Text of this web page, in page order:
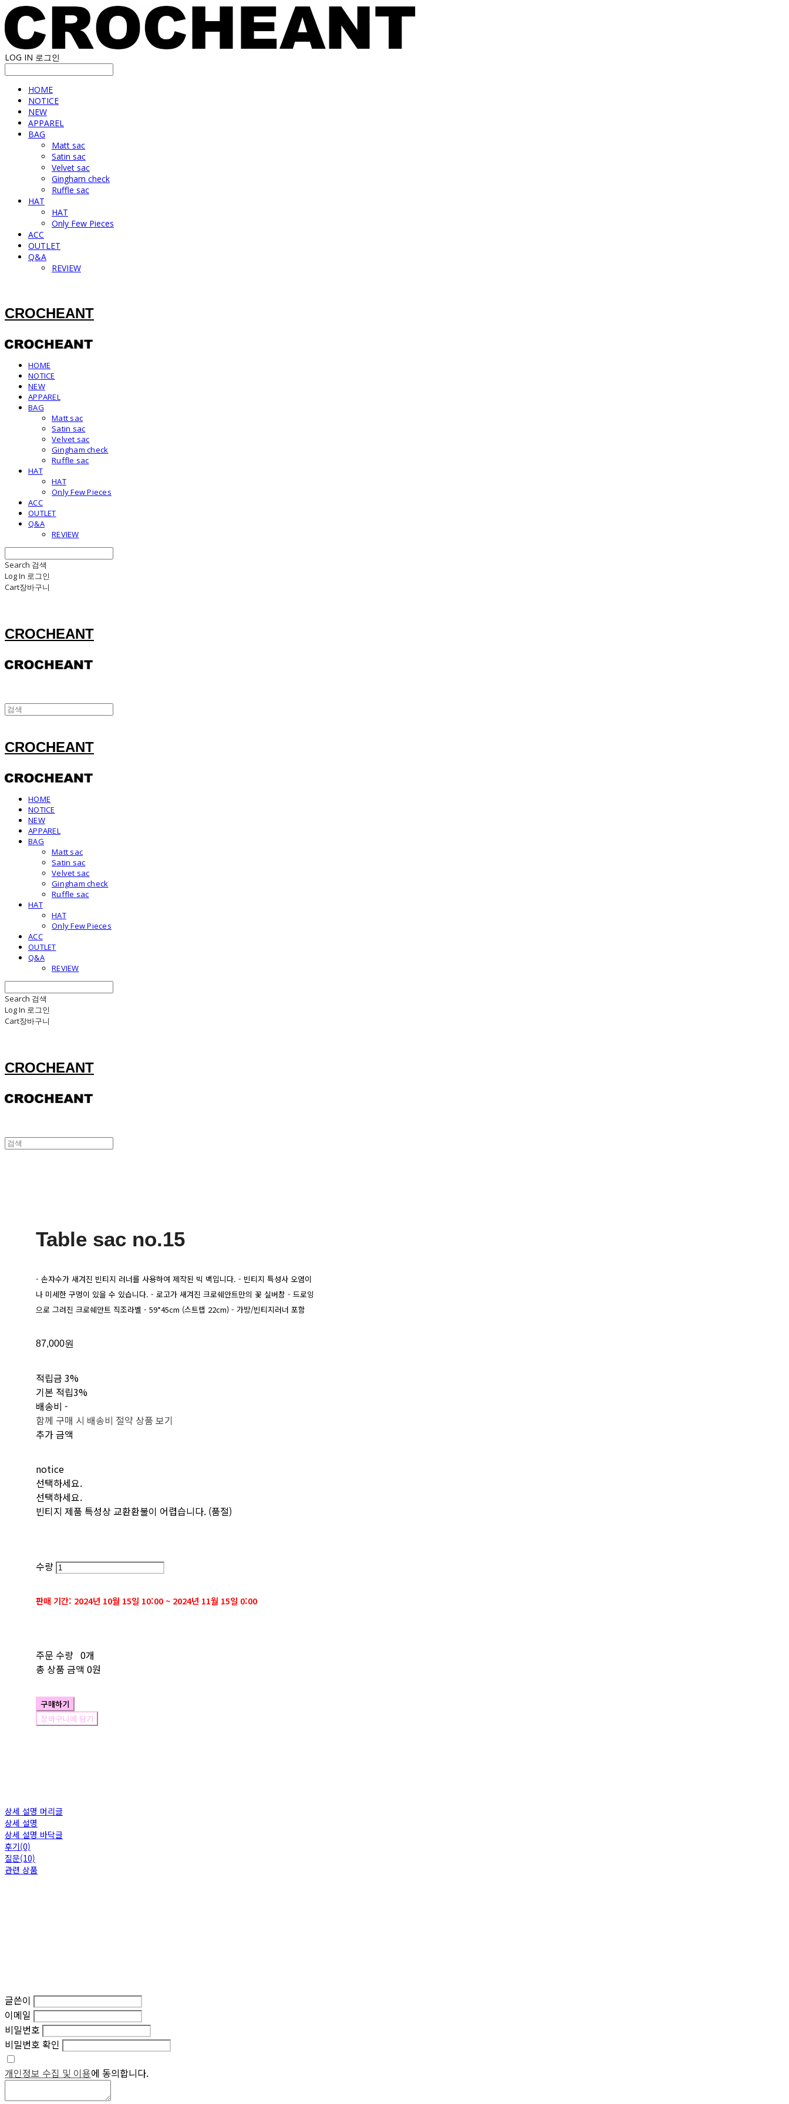
LOG IN 로그인
HOME
NOTICE
NEW
APPAREL
BAG
Matt sac
Satin sac
Velvet sac
Gingham check
Ruffle sac
HAT
HAT
Only Few Pieces
ACC
OUTLET
Q&A
REVIEW
CROCHEANT
HOME
NOTICE
NEW
APPAREL
BAG
Matt sac
Satin sac
Velvet sac
Gingham check
Ruffle sac
HAT
HAT
Only Few Pieces
ACC
OUTLET
Q&A
REVIEW
Search 검색
Log In 로그인
Cart장바구니
CROCHEANT
CROCHEANT
HOME
NOTICE
NEW
APPAREL
BAG
Matt sac
Satin sac
Velvet sac
Gingham check
Ruffle sac
HAT
HAT
Only Few Pieces
ACC
OUTLET
Q&A
REVIEW
Search 검색
Log In 로그인
Cart장바구니
CROCHEANT
Table sac no.15
- 손자수가 새겨진 빈티지 러너를 사용하여 제작된 빅 백입니다. - 빈티지 특성사 오염이
나 미세한 구멍이 있을 수 있습니다. - 로고가 새겨진 크로쉐안트만의 꽃 실버참 - 드로잉
으로 그려진 크로쉐안트 직조라벨 - 59*45cm (스트랩 22cm) - 가방/빈티지러너 포함
87,000원
적립금 3%
기본 적립3%
배송비-
함께 구매 시 배송비 절약 상품 보기
추가 금액
notice
선택하세요.
선택하세요.
빈티지 제품 특성상 교환환불이 어렵습니다. (품절)
수량
판매 기간: 2024년 10월 15일 10:00 ~ 2024년 11월 15일 0:00
주문 수량 0개
총 상품 금액 0원
구매하기
장바구니에 담기
상세 설명 머리글
상세 설명
상세 설명 바닥글
후기(0)
질문(10)
관련 상품
글쓴이
이메일
비밀번호
비밀번호 확인
개인정보 수집 및 이용에 동의합니다.